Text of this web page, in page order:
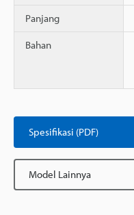
Panjang
Bahan
Spesifikasi (PDF)
Model Lainnya